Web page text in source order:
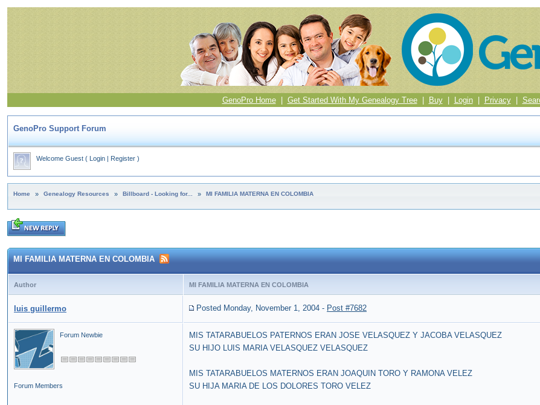
GenoPro Home| Get Started With My Genealogy Tree| Buy| Login| Privacy|
GenoPro Support Forum
Welcome Guest ( Login | Register )
Home » Genealogy Resources » Billboard - Looking for... » MI FAMILIA MATERNA EN COLOMBIA
MI FAMILIA MATERNA EN COLOMBIA
Author MI FAMILIA MATERNA EN COLOMBIA
luis guillermo Posted Monday, November 1, 2004 - Post #7682
Forum Newbie
Forum Members
MIS TATARABUELOS PATERNOS ERAN JOSE VELASQUEZ Y JACOBA VELASQUEZ
SU HIJO LUIS MARIA VELASQUEZ VELASQUEZ
MIS TATARABUELOS MATERNOS ERAN JOAQUIN TORO Y RAMONA VELEZ
SU HIJA MARIA DE LOS DOLORES TORO VELEZ